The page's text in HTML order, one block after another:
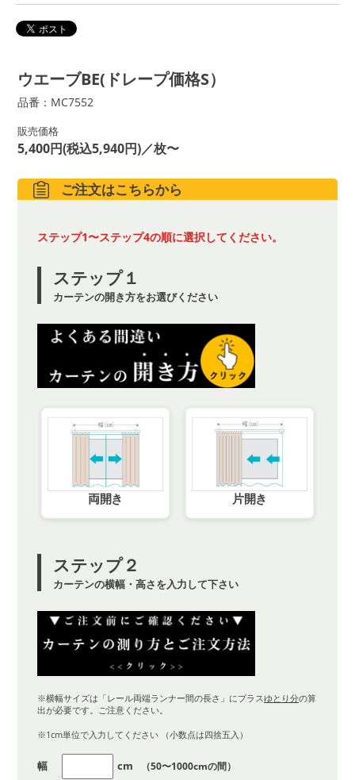
ウエーブBE(ドレープ価格S）
品番：MC7552
販売価格
5,400円(税込5,940円)／枚〜
ご注文はこちらから
ステップ1〜ステップ4の順に選択してください。
ステップ１
カーテンの開き方をお選びください
両開き 片開き
ステップ２
カーテンの横幅・高さを入力して下さい
※横幅サイズは「レール両端ランナー間の長さ」にプラスゆとり分の算
出が必要です。ご注意ください。
※1cm単位で入力してください （小数点は四捨五入）
幅 cm （50〜1000cmの間）